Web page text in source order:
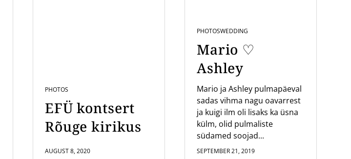
PHOTOS
EFÜ kontsert
Rõuge kirikus
AUGUST 8, 2020
PHOTOSWEDDING
Mario ♡
Ashley
Mario ja Ashley pulmapäeval
sadas vihma nagu oavarrest
ja kuigi ilm oli lisaks ka üsna
külm, olid pulmaliste
südamed soojad...
SEPTEMBER 21, 2019